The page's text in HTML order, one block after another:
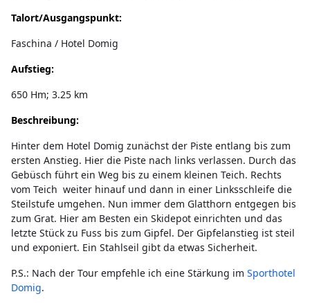
Talort/Ausgangspunkt:
Faschina / Hotel Domig
Aufstieg:
650 Hm; 3.25 km
Beschreibung:
Hinter dem Hotel Domig zunächst der Piste entlang bis zum
ersten Anstieg. Hier die Piste nach links verlassen. Durch das
Gebüsch führt ein Weg bis zu einem kleinen Teich. Rechts
vom Teich weiter hinauf und dann in einer Linksschleife die
Steilstufe umgehen. Nun immer dem Glatthorn entgegen bis
zum Grat. Hier am Besten ein Skidepot einrichten und das
letzte Stück zu Fuss bis zum Gipfel. Der Gipfelanstieg ist steil
und exponiert. Ein Stahlseil gibt da etwas Sicherheit.
P.S.: Nach der Tour empfehle ich eine Stärkung im Sporthotel
Domig.